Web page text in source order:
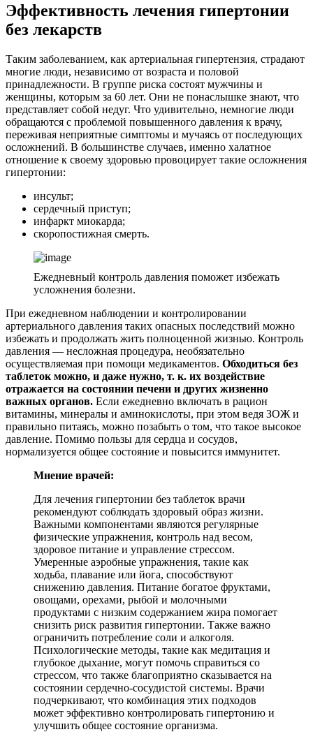
Эффективность лечения гипертонии
без лекарств
Таким заболеванием, как артериальная гипертензия, страдают
многие люди, независимо от возраста и половой
принадлежности. В группе риска состоят мужчины и
женщины, которым за 60 лет. Они не понаслышке знают, что
представляет собой недуг. Что удивительно, немногие люди
обращаются с проблемой повышенного давления к врачу,
переживая неприятные симптомы и мучаясь от последующих
осложнений. В большинстве случаев, именно халатное
отношение к своему здоровью провоцирует такие осложнения
гипертонии:
инсульт;
сердечный приступ;
инфаркт миокарда;
скоропостижная смерть.
Ежедневный контроль давления поможет избежать
усложнения болезни.
При ежедневном наблюдении и контролировании
артериального давления таких опасных последствий можно
избежать и продолжать жить полноценной жизнью. Контроль
давления — несложная процедура, необязательно
осуществляемая при помощи медикаментов. Обходиться без
таблеток можно, и даже нужно, т. к. их воздействие
отражается на состоянии печени и других жизненно
важных органов. Если ежедневно включать в рацион
витамины, минералы и аминокислоты, при этом ведя ЗОЖ и
правильно питаясь, можно позабыть о том, что такое высокое
давление. Помимо пользы для сердца и сосудов,
нормализуется общее состояние и повысится иммунитет.
Мнение врачей:
Для лечения гипертонии без таблеток врачи
рекомендуют соблюдать здоровый образ жизни.
Важными компонентами являются регулярные
физические упражнения, контроль над весом,
здоровое питание и управление стрессом.
Умеренные аэробные упражнения, такие как
ходьба, плавание или йога, способствуют
снижению давления. Питание богатое фруктами,
овощами, орехами, рыбой и молочными
продуктами с низким содержанием жира помогает
снизить риск развития гипертонии. Также важно
ограничить потребление соли и алкоголя.
Психологические методы, такие как медитация и
глубокое дыхание, могут помочь справиться со
стрессом, что также благоприятно сказывается на
состоянии сердечно-сосудистой системы. Врачи
подчеркивают, что комбинация этих подходов
может эффективно контролировать гипертонию и
улучшить общее состояние организма.